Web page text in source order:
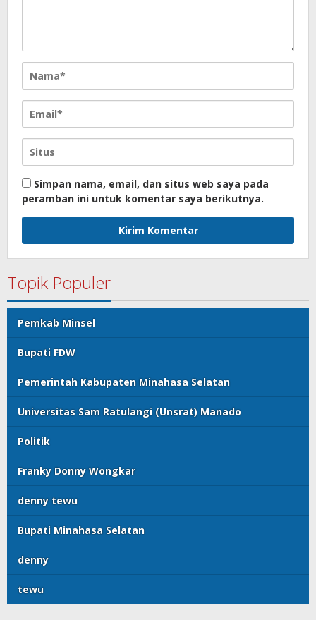
Simpan nama, email, dan situs web saya pada
peramban ini untuk komentar saya berikutnya.
Topik Populer
Pemkab Minsel
Bupati FDW
Pemerintah Kabupaten Minahasa Selatan
Universitas Sam Ratulangi (Unsrat) Manado
Politik
Franky Donny Wongkar
denny tewu
Bupati Minahasa Selatan
denny
tewu